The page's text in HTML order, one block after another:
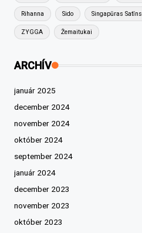
Rihanna Sido Singapūras Satīns
ZYGGA Žemaitukai
ARCHÍV
január 2025
december 2024
november 2024
október 2024
september 2024
január 2024
december 2023
november 2023
október 2023